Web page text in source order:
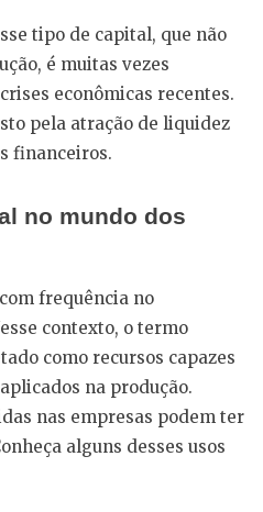
tipo de capital, que não
é muitas vezes
econômicas recentes.
pela atração de liquidez
financeiros.
no mundo dos
frequência no
contexto, o termo
como recursos capazes
na produção.
nas empresas podem ter
alguns desses usos